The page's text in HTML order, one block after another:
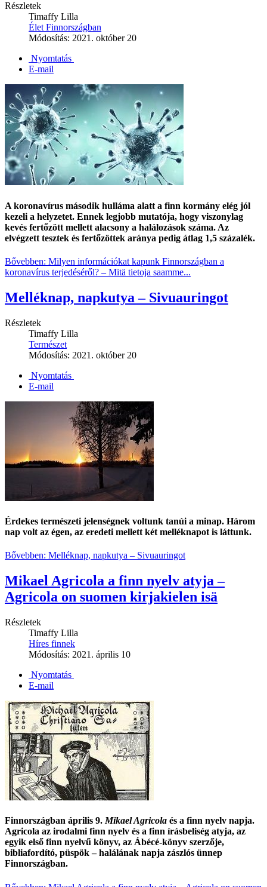
Részletek
Timaffy Lilla
Élet Finnországban
Módosítás: 2021. október 20
Nyomtatás
E-mail
A koronavírus második hulláma alatt a finn kormány elég jól
kezeli a helyzetet. Ennek legjobb mutatója, hogy viszonylag
kevés fertőzött mellett alacsony a halálozások száma. Az
elvégzett tesztek és fertőzöttek aránya pedig átlag 1,5 százalék.
Bővebben: Milyen információkat kapunk Finnországban a
koronavírus terjedéséről? – Mitä tietoja saamme...
Melléknap, napkutya – Sivuauringot
Részletek
Timaffy Lilla
Természet
Módosítás: 2021. október 20
Nyomtatás
E-mail
Érdekes természeti jelenségnek voltunk tanúi a minap. Három
nap volt az égen, az eredeti mellett két melléknapot is láttunk.
Bővebben: Melléknap, napkutya – Sivuauringot
Mikael Agricola a finn nyelv atyja –
Agricola on suomen kirjakielen isä
Részletek
Timaffy Lilla
Híres finnek
Módosítás: 2021. április 10
Nyomtatás
E-mail
Finnországban április 9. Mikael Agricola és a finn nyelv napja.
Agricola az irodalmi finn nyelv és a finn írásbeliség atyja, az
egyik első finn nyelvű könyv, az Ábécé-könyv szerzője,
bibliafordító, püspök – halálának napja zászlós ünnep
Finnországban.